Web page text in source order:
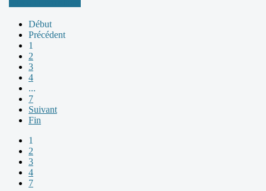
Début
Précédent
1
2
3
4
...
7
Suivant
Fin
1
2
3
4
7